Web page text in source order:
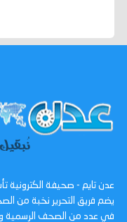
يضم فريق التحرير نخبة من
في عدد من الصحف الرسمية